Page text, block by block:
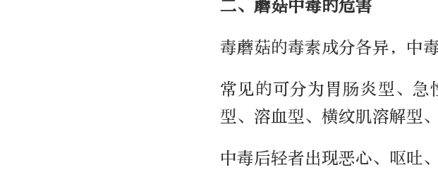
二、蘑菇中毒的危害
毒蘑菇的毒素成分各异，中
常见的可分为胃肠炎型、
型、溶血型、横纹肌溶解型
中毒后轻者出现恶心、呕吐